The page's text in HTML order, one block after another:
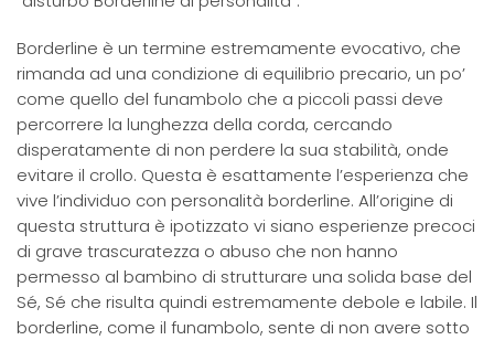
Borderline è un termine estremamente evocativo, che
rimanda ad una condizione di equilibrio precario, un po’
come quello del funambolo che a piccoli passi deve
percorrere la lunghezza della corda, cercando
disperatamente di non perdere la sua stabilità, onde
evitare il crollo. Questa è esattamente l’esperienza che
vive l’individuo con personalità borderline. All’origine di
questa struttura è ipotizzato vi siano esperienze precoci
di grave trascuratezza o abuso che non hanno
permesso al bambino di strutturare una solida base del
Sé, Sé che risulta quindi estremamente debole e labile. Il
borderline, come il funambolo, sente di non avere sotto